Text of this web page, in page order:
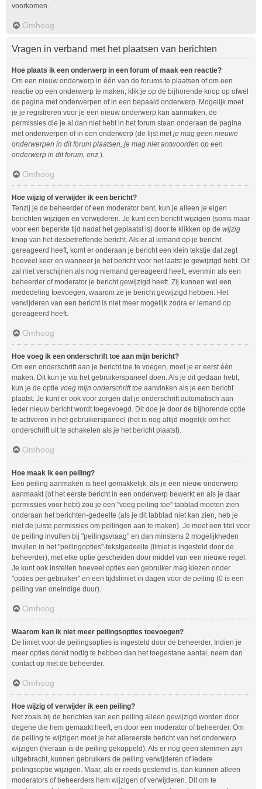
voorkomen.
Omhoog
Vragen in verband met het plaatsen van berichten
Hoe plaats ik een onderwerp in een forum of maak een reactie?
Om een nieuw onderwerp in één van de forums te plaatsen of om een
reactie op een onderwerp te maken, klik je op de bijhorende knop op ofwel
de pagina met onderwerpen of in een bepaald onderwerp. Mogelijk moet
je je registreren voor je een nieuw onderwerp kan aanmaken, de
permissies die je al dan niet hebt in het forum staan onderaan de pagina
met onderwerpen of in een onderwerp (de lijst metje mag geen nieuwe
onderwerpen in dit forum plaatsen, je mag niet antwoorden op een
onderwerp in dit forum, enz.).
Omhoog
Hoe wijzig of verwijder ik een bericht?
Tenzij je de beheerder of een moderator bent, kun je alleen je eigen
berichten wijzigen en verwijderen. Je kunt een bericht wijzigen (soms maar
voor een beperkte tijd nadat het geplaatst is) door te klikken op de wijzig
knop van het desbetreffende bericht. Als er al iemand op je bericht
gereageerd heeft, komt er onderaan je bericht een klein tekstje dat zegt
hoeveel keer en wanneer je het bericht voor het laatst je gewijzigd hebt. Dit
zal niet verschijnen als nog niemand gereageerd heeft, evenmin als een
beheerder of moderator je bericht gewijzigd heeft. Zij kunnen wel een
mededeling toevoegen, waarom ze je bericht gewijzigd hebben. Het
verwijderen van een bericht is niet meer mogelijk zodra er iemand op
gereageerd heeft.
Omhoog
Hoe voeg ik een onderschrift toe aan mijn bericht?
Om een onderschrift aan je bericht toe te voegen, moet je er eerst één
maken. Dit kun je via het gebruikerspaneel doen. Als je dit gedaan hebt,
kun je de optie voeg mijn onderschrift toe aanvinken als je een bericht
plaatst. Je kunt er ook voor zorgen dat je onderschrift automatisch aan
ieder nieuw bericht wordt toegevoegd. Dit doe je door de bijhorende optie
te activeren in het gebruikerspaneel (het is nog altijd mogelijk om het
onderschrift uit te schakelen als je het bericht plaatst).
Omhoog
Hoe maak ik een peiling?
Een peiling aanmaken is heel gemakkelijk, als je een nieuw onderwerp
aanmaakt (of het eerste bericht in een onderwerp bewerkt en als je daar
permissies voor hebt) zou je een "voeg peiling toe" tabblad moeten zien
onderaan het berichten-gedeelte (als je dit tabblad niet kan zien, heb je
niet de juiste permissies om peilingen aan te maken). Je moet een titel voor
de peiling invullen bij "peilingsvraag" en dan minstens 2 mogelijkheden
invullen in het "peilingopties"-tekstgedeelte (limiet is ingesteld door de
beheerder), met elke optie gescheiden door middel van een nieuwe regel.
Je kunt ook instellen hoeveel opties een gebruiker mag kiezen onder
"opties per gebruiker" en een tijdslimiet in dagen voor de peiling (0 is een
peiling van oneindige duur).
Omhoog
Waarom kan ik niet meer peilingsopties toevoegen?
De limiet voor de peilingsopties is ingesteld door de beheerder. Indien je
meer opties denkt nodig te hebben dan het toegestane aantal, neem dan
contact op met de beheerder.
Omhoog
Hoe wijzig of verwijder ik een peiling?
Net zoals bij de berichten kan een peiling alleen gewijzigd worden door
degene die hem gemaakt heeft, en door een moderator of beheerder. Om
de peiling te wijzigen moet je het allereerste bericht van het onderwerp
wijzigen (hieraan is de peiling gekoppeld). Als er nog geen stemmen zijn
uitgebracht, kunnen gebruikers de peiling verwijderen of iedere
peilingsoptie wijzigen. Maar, als er reeds gestemd is, dan kunnen alleen
moderators of beheerders hem wijzigen of verwijderen. Dit om te